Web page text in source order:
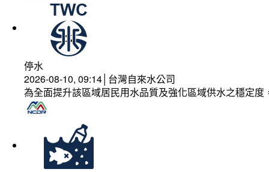
停水
2026-08-10, 09:14│台灣自來水公司
為全面提升該區域居民用水品質及強化區域供水之穩定